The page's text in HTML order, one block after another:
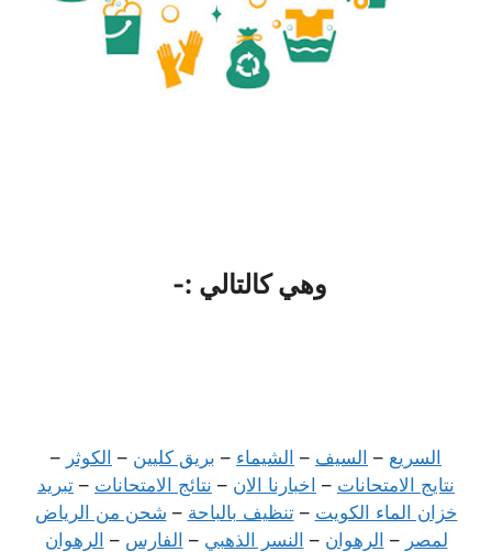
وهي كالتالي :-
السريع – السيف– الشيماء– بريق كليين– الكوثر–
نتايج الامتحانات– اخبارنا الان– نتائج الامتحانات– تبريد
خزان الماء الكويت– تنظيف بالباحة– شحن من الرياض
لمصر– الرهوان– النسر الذهبي– الفارس– الرهوان